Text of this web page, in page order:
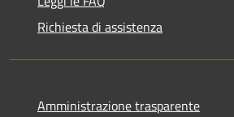
Richiesta di assistenza
Amministrazione trasparente